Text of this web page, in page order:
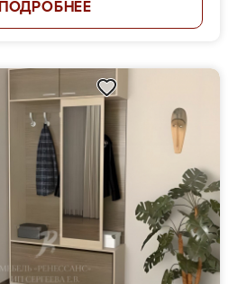
ПОДРОБНЕЕ